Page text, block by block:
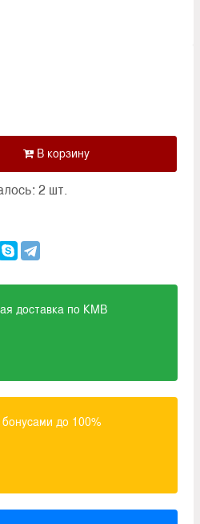
2 шт.
доставка по КМВ
до 100%